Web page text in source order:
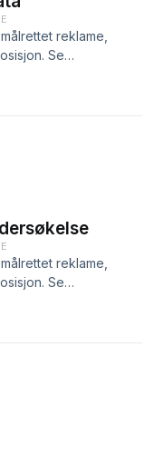
reklame,
Se
og dine valg om
reklame,
Se
og dine valg om